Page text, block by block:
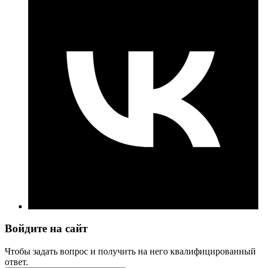
Войдите на сайт
Чтобы задать вопрос и получить на него квалифицированный
ответ.